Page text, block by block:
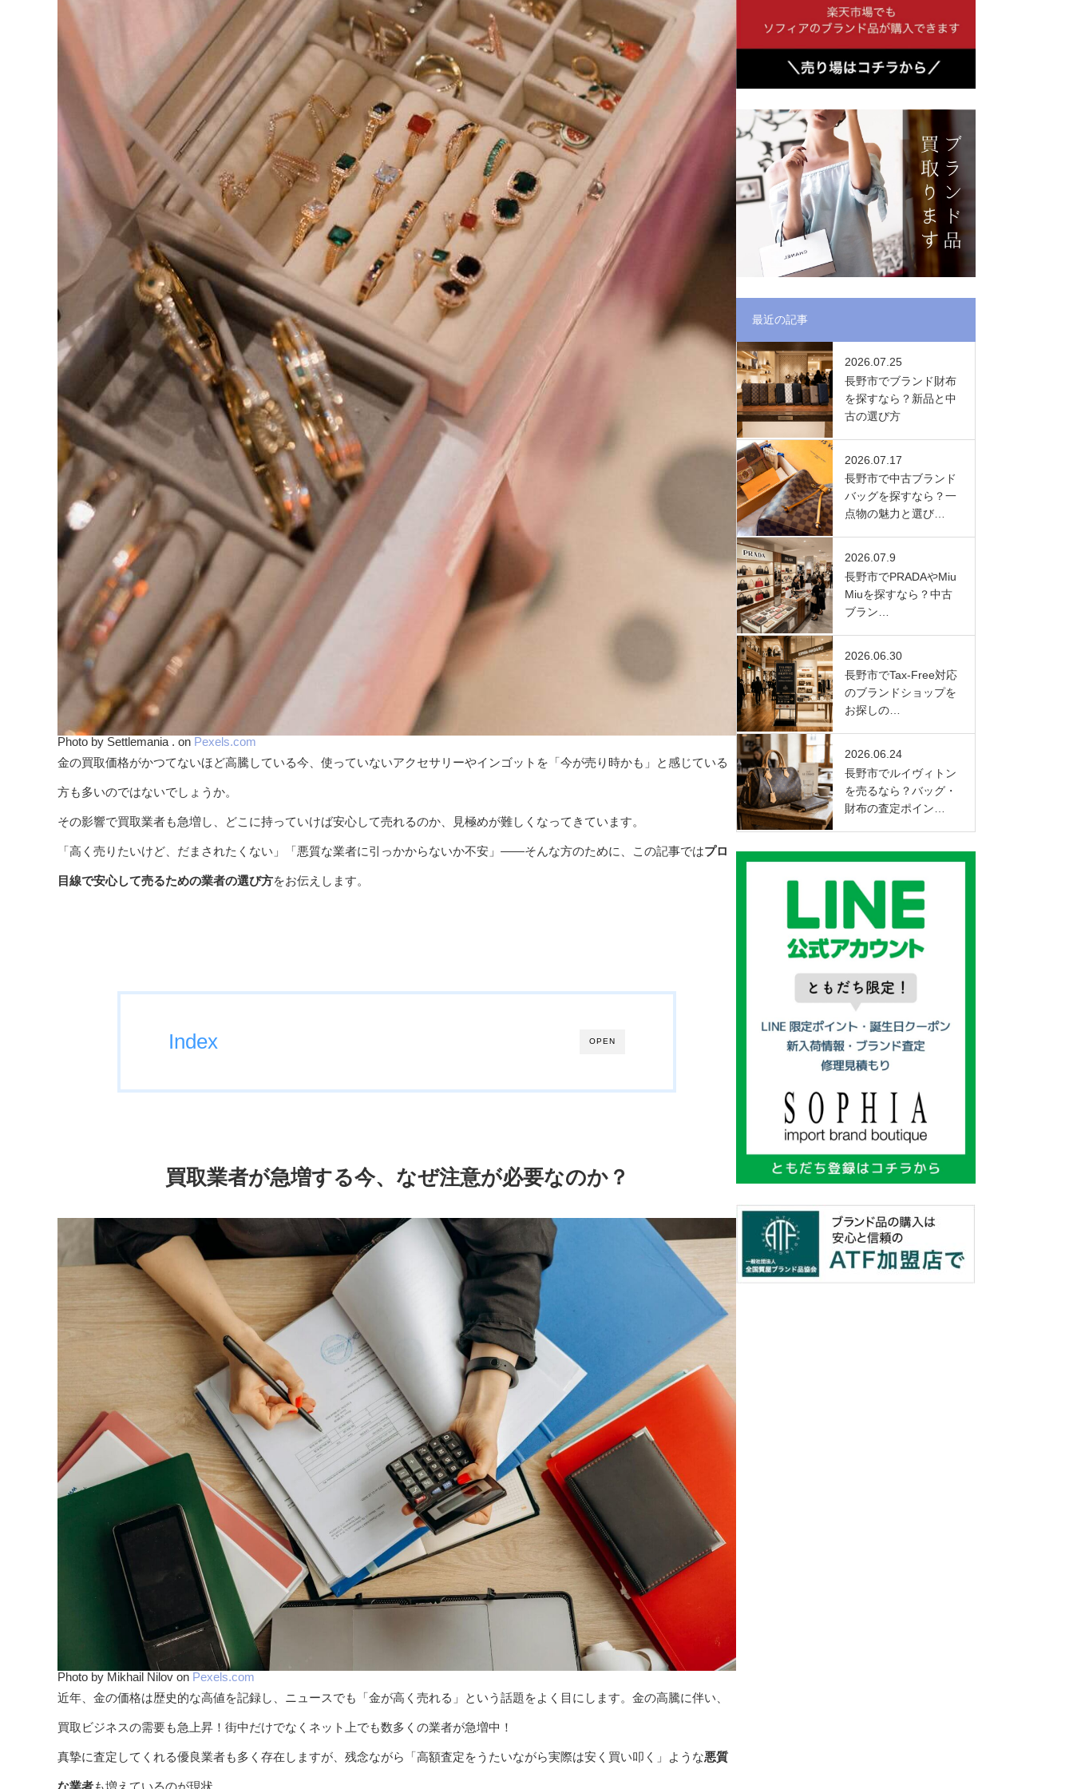
Photo by Settlemania . on Pexels.com
金の買取価格がかつてないほど高騰している今、使っていないアクセサリーやインゴットを「今が売り時かも」と感じている
方も多いのではないでしょうか。
その影響で買取業者も急増し、どこに持っていけば安心して売れるのか、見極めが難しくなってきています。
「高く売りたいけど、だまされたくない」「悪質な業者に引っかからないか不安」——そんな方のために、この記事ではプロ
目線で安心して売るための業者の選び方をお伝えします。
OPEN
Index
買取業者が急増する今、なぜ注意が必要なのか？
Photo by Mikhail Nilov on Pexels.com
近年、金の価格は歴史的な高値を記録し、ニュースでも「金が高く売れる」という話題をよく目にします。金の高騰に伴い、
買取ビジネスの需要も急上昇！街中だけでなくネット上でも数多くの業者が急増中！
真摯に査定してくれる優良業者も多く存在しますが、残念ながら「高額査定をうたいながら実際は安く買い叩く」ような悪質
な業者も増えているのが現状。
最近の記事
2026.07.25
長野市でブランド財布
を探すなら？新品と中
古の選び方
2026.07.17
長野市で中古ブランド
バッグを探すなら？一
点物の魅力と選び…
2026.07.9
長野市でPRADAやMiu
Miuを探すなら？中古
ブラン…
2026.06.30
長野市でTax-Free対応
のブランドショップを
お探しの…
2026.06.24
長野市でルイヴィトン
を売るなら？バッグ・
財布の査定ポイン…